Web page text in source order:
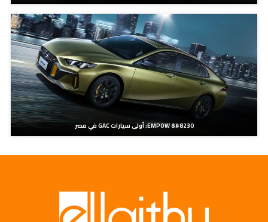
EMPOW &#8230; أولى سيارات GAC في مصر